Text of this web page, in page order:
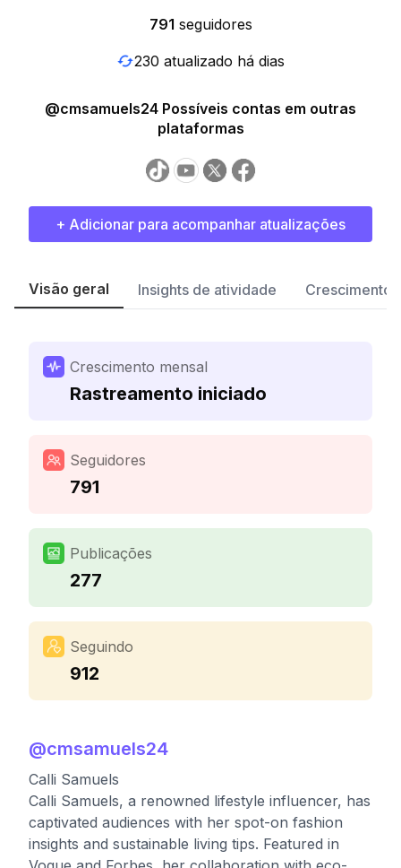
791 seguidores
230 atualizado há dias
@cmsamuels24 Possíveis contas em outras
plataformas
+ Adicionar para acompanhar atualizações
Visão geral Insights de atividade Crescimento
Crescimento mensal
Rastreamento iniciado
Seguidores
791
Publicações
277
Seguindo
912
@cmsamuels24
Calli Samuels
Calli Samuels, a renowned lifestyle influencer, has
captivated audiences with her spot-on fashion
insights and sustainable living tips. Featured in